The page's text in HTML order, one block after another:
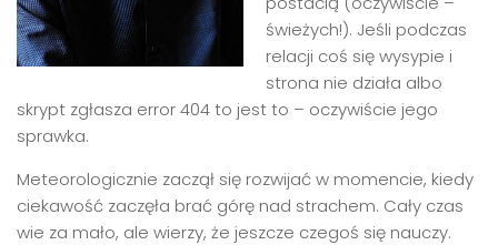
świeżych!). Jeśli podczas
relacji coś się wysypie i
strona nie działa albo
skrypt zgłasza error 404 to jest to – oczywiście jego
sprawka.
Meteorologicznie zaczął się rozwijać w momencie, kiedy
ciekawość zaczęła brać górę nad strachem. Cały czas
wie za mało, ale wierzy, że jeszcze czegoś się nauczy.